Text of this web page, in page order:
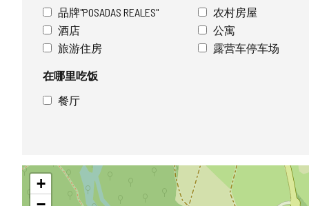
品牌"POSADAS REALES"
农村房屋
酒店
公寓
旅游住房
露营车停车场
在哪里吃饭
餐厅
跳
+